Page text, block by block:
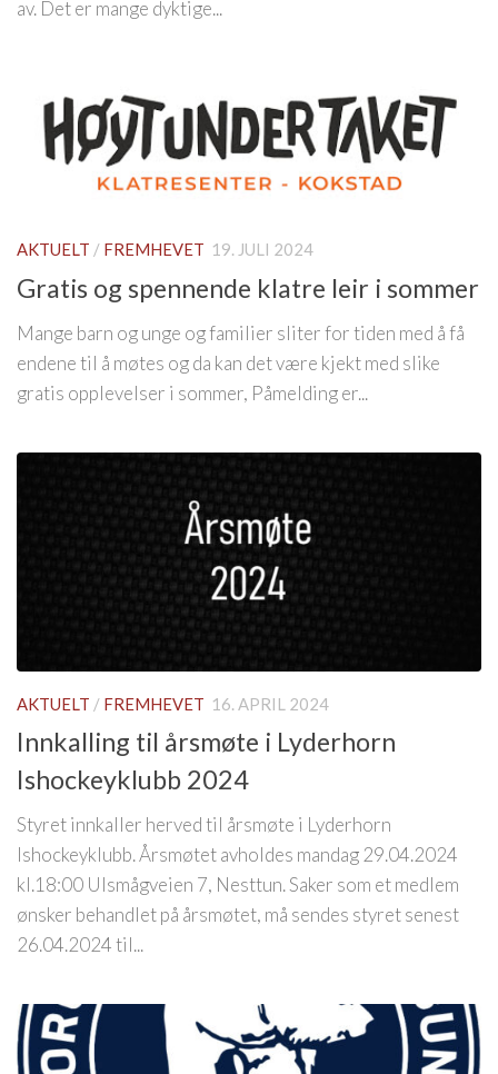
av. Det er mange dyktige...
AKTUELT / FREMHEVET 19. JULI 2024
Gratis og spennende klatre leir i sommer
Mange barn og unge og familier sliter for tiden med å få
endene til å møtes og da kan det være kjekt med slike
gratis opplevelser i sommer, Påmelding er...
AKTUELT / FREMHEVET 16. APRIL 2024
Innkalling til årsmøte i Lyderhorn
Ishockeyklubb 2024
Styret innkaller herved til årsmøte i Lyderhorn
Ishockeyklubb. Årsmøtet avholdes mandag 29.04.2024
kl.18:00 Ulsmågveien 7, Nesttun. Saker som et medlem
ønsker behandlet på årsmøtet, må sendes styret senest
26.04.2024 til...